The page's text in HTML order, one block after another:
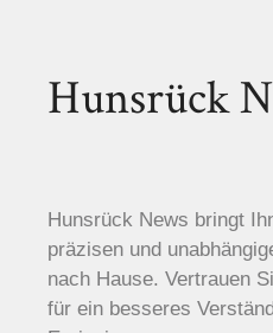
Hunsrück
Hunsrück News bringt
präzisen und
nach Hause. Vertrauen
für ein besseres